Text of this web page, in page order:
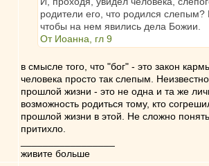
родители его, что родился
чтобы на нем явились дела Божии.
От Иоанна, гл 9
в смысле того, что "бог" - это закон
человека просто так слепым.
прошлой жизни - это не одна и та же
возможность родиться тому, кто
прошлой жизни в этой. Не сложно
притихло.
живите больше